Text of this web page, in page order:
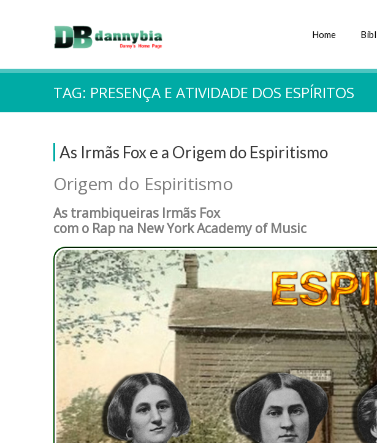
Home
TAG: PRESENÇA E ATIVIDADE DOS ESPÍRITOS
As Irmãs Fox e a Origem do Espiritismo
Origem do Espiritismo
As trambiqueiras Irmãs Fox
com o Rap na New York Academy of Music